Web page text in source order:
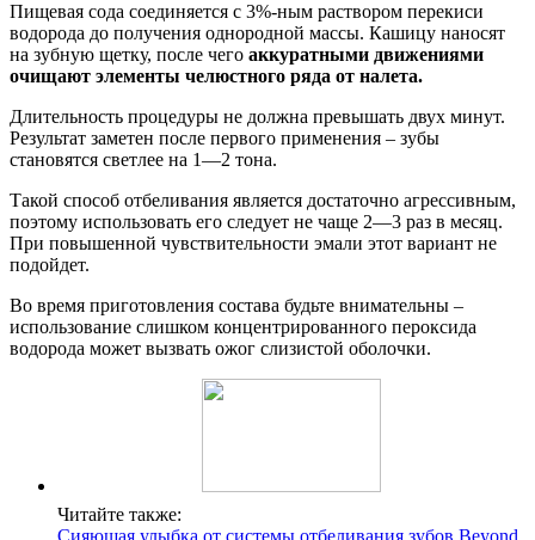
Пищевая сода соединяется с 3%-ным раствором перекиси
водорода до получения однородной массы. Кашицу наносят
на зубную щетку, после чего аккуратными движениями
очищают элементы челюстного ряда от налета.
Длительность процедуры не должна превышать двух минут.
Результат заметен после первого применения – зубы
становятся светлее на 1—2 тона.
Такой способ отбеливания является достаточно агрессивным,
поэтому использовать его следует не чаще 2—3 раз в месяц.
При повышенной чувствительности эмали этот вариант не
подойдет.
Во время приготовления состава будьте внимательны –
использование слишком концентрированного пероксида
водорода может вызвать ожог слизистой оболочки.
Читайте также: